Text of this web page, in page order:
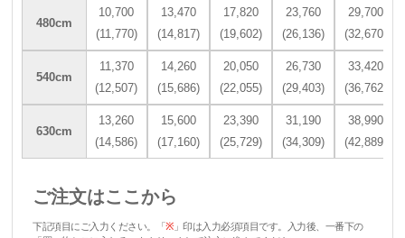
480cm
540cm
630cm
10,700
(11,770)
11,370
(12,507)
13,260
(14,586)
13,470
(14,817)
14,260
(15,686)
15,600
(17,160)
17,820
(19,602)
20,050
(22,055)
23,390
(25,729)
23,760
(26,136)
26,730
(29,403)
31,190
(34,309)
29,700
(32,670)
33,420
(36,762)
38,990
(42,889)
ご注文はここから
下記項目にご入力ください。「※」印は入力必須項目です。入力後、一番下の